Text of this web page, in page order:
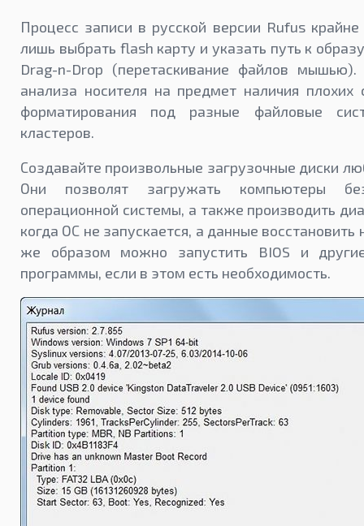
Процесс записи в русской версии Rufus крайне
лишь выбрать flash карту и указать путь к
Drag-n-Drop (перетаскивание файлов
анализа носителя на предмет наличия плохих
форматирования под разные файловые
кластеров.
Создавайте произвольные загрузочные диски
Они позволят загружать компьютеры
операционной системы, а также производить
когда ОС не запускается, а данные
же образом можно запустить BIOS и
программы, если в этом есть необходимость.